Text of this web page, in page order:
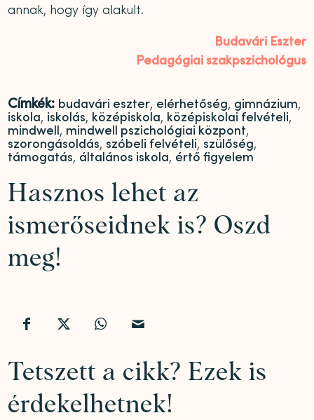
annak, hogy így alakult.
Budavári Eszter
Pedagógiai szakpszichológus
Címkék: budavári eszter, elérhetőség, gimnázium,
iskola, iskolás, középiskola, középiskolai felvételi,
mindwell, mindwell pszichológiai központ,
szorongásoldás, szóbeli felvételi, szülőség,
támogatás, általános iskola, értő figyelem
Hasznos lehet az
ismerőseidnek is? Oszd
meg!
Tetszett a cikk? Ezek is
érdekelhetnek!